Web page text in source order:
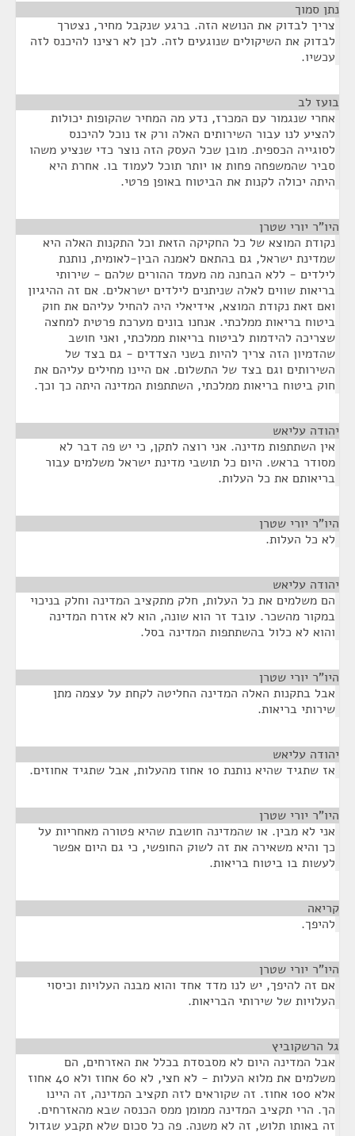
נתן סמוך
צריך לבדוק את הנושא הזה. ברגע שנקבל מחיר, נצטרך
לבדוק את השיקולים שנוגעים לזה. לכן לא רצינו להיכנס לזה
עכשיו.
בועז לב
אחרי שנגמור עם המכרז, נדע מה המחיר שהקופות יכולות
להציע לנו עבור השירותים האלה ורק אז נוכל להיכנס
לסוגייה הכספית. מובן שכל העסק הזה נוצר כדי שנציע משהו
סביר שהמשפחה פחות או יותר תוכל לעמוד בו. אחרת היא
היתה יכולה לקנות את הביטוח באופן פרטי.
היו"ר יורי שטרן
נקודת המוצא של כל החקיקה הזאת וכל התקנות האלה היא
שמדינת ישראל, גם בהתאם לאמנה הבין-לאומית, נותנת
לילדים - ללא הבחנה מה מעמד ההורים שלהם - שירותי
בריאות שווים לאלה שניתנים לילדים ישראלים. אם זה ההיגיון
ואם זאת נקודת המוצא, אידיאלי היה להחיל עליהם את חוק
ביטוח בריאות ממלכתי. אנחנו בונים מערכת פרטית למחצה
שצריכה להידמות לביטוח בריאות ממלכתי, ואני חושב
שהדמיון הזה צריך להיות בשני הצדדים - גם בצד של
השירותים וגם בצד של התשלום. אם היינו מחילים עליהם את
חוק ביטוח בריאות ממלכתי, השתתפות המדינה היתה כך וכך.
יהודה עליאש
אין השתתפות מדינה. אני רוצה לתקן, כי יש פה דבר לא
מסודר בראש. היום כל תושבי מדינת ישראל משלמים עבור
בריאותם את כל העלות.
היו"ר יורי שטרן
לא כל העלות.
יהודה עליאש
הם משלמים את כל העלות, חלק מתקציב המדינה וחלק בניכוי
במקור מהשכר. עובד זר הוא שונה, הוא לא אזרח המדינה
והוא לא כלול בהשתתפות המדינה בסל.
היו"ר יורי שטרן
אבל בתקנות האלה המדינה החליטה לקחת על עצמה מתן
שירותי בריאות.
יהודה עליאש
אז שתגיד שהיא נותנת 10 אחוז מהעלות, אבל שתגיד אחוזים.
היו"ר יורי שטרן
אני לא מבין. או שהמדינה חושבת שהיא פטורה מאחריות על
כך והיא משאירה את זה לשוק החופשי, כי גם היום אפשר
לעשות בו ביטוח בריאות.
קריאה
להיפך.
היו"ר יורי שטרן
אם זה להיפך, יש לנו מדד אחד והוא מבנה העלויות וכיסוי
העלויות של שירותי הבריאות.
גל הרשקוביץ
אבל המדינה היום לא מסבסדת בכלל את האזרחים, הם
משלמים את מלוא העלות - לא חצי, לא 60 אחוז ולא 40 אחוז
אלא 100 אחוז. זה שקוראים לזה תקציב המדינה, זה היינו
הך. הרי תקציב המדינה ממומן ממס הכנסה שבא מהאזרחים.
זה באותו תלוש, זה לא משנה. פה כל סכום שלא תקבע שגדול